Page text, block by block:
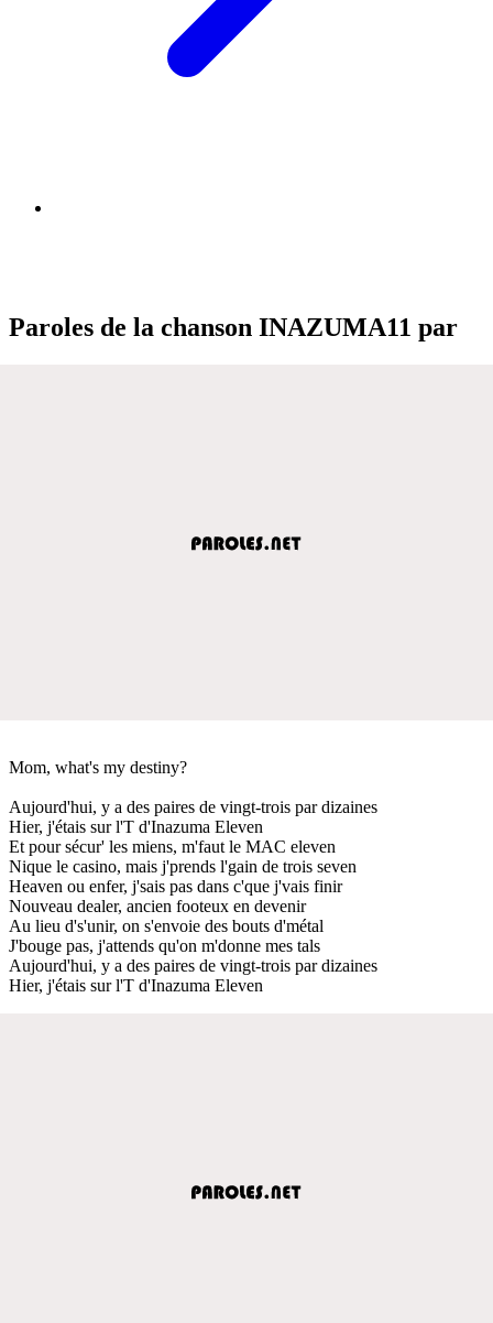
Paroles de la chanson INAZUMA11 par
Mom, what's my destiny?
Aujourd'hui, y a des paires de vingt-trois par dizaines
Hier, j'étais sur l'T d'Inazuma Eleven
Et pour sécur' les miens, m'faut le MAC eleven
Nique le casino, mais j'prends l'gain de trois seven
Heaven ou enfer, j'sais pas dans c'que j'vais finir
Nouveau dealer, ancien footeux en devenir
Au lieu d's'unir, on s'envoie des bouts d'métal
J'bouge pas, j'attends qu'on m'donne mes tals
Aujourd'hui, y a des paires de vingt-trois par dizaines
Hier, j'étais sur l'T d'Inazuma Eleven